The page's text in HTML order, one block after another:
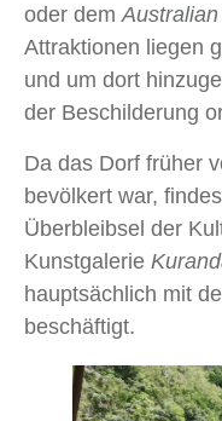
oder dem
Attraktionen liegen
und um dort
der Beschilderung
Da das Dorf früher
bevölkert war,
Überbleibsel der
Kunstgalerie
hauptsächlich mit
beschäftigt.